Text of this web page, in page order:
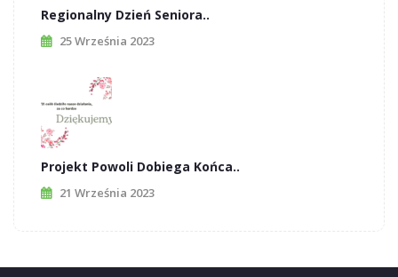
Regionalny Dzień Seniora..
25 Września 2023
Projekt Powoli Dobiega Końca..
21 Września 2023